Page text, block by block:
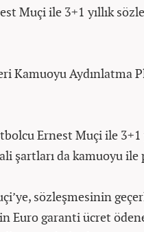
Muçi ile 3+1 yıllık
Kamuoyu Aydınlatma
Ernest Muçi ile 3+1
da kamuoyu ile
sözleşmesinin
Euro garanti ücret